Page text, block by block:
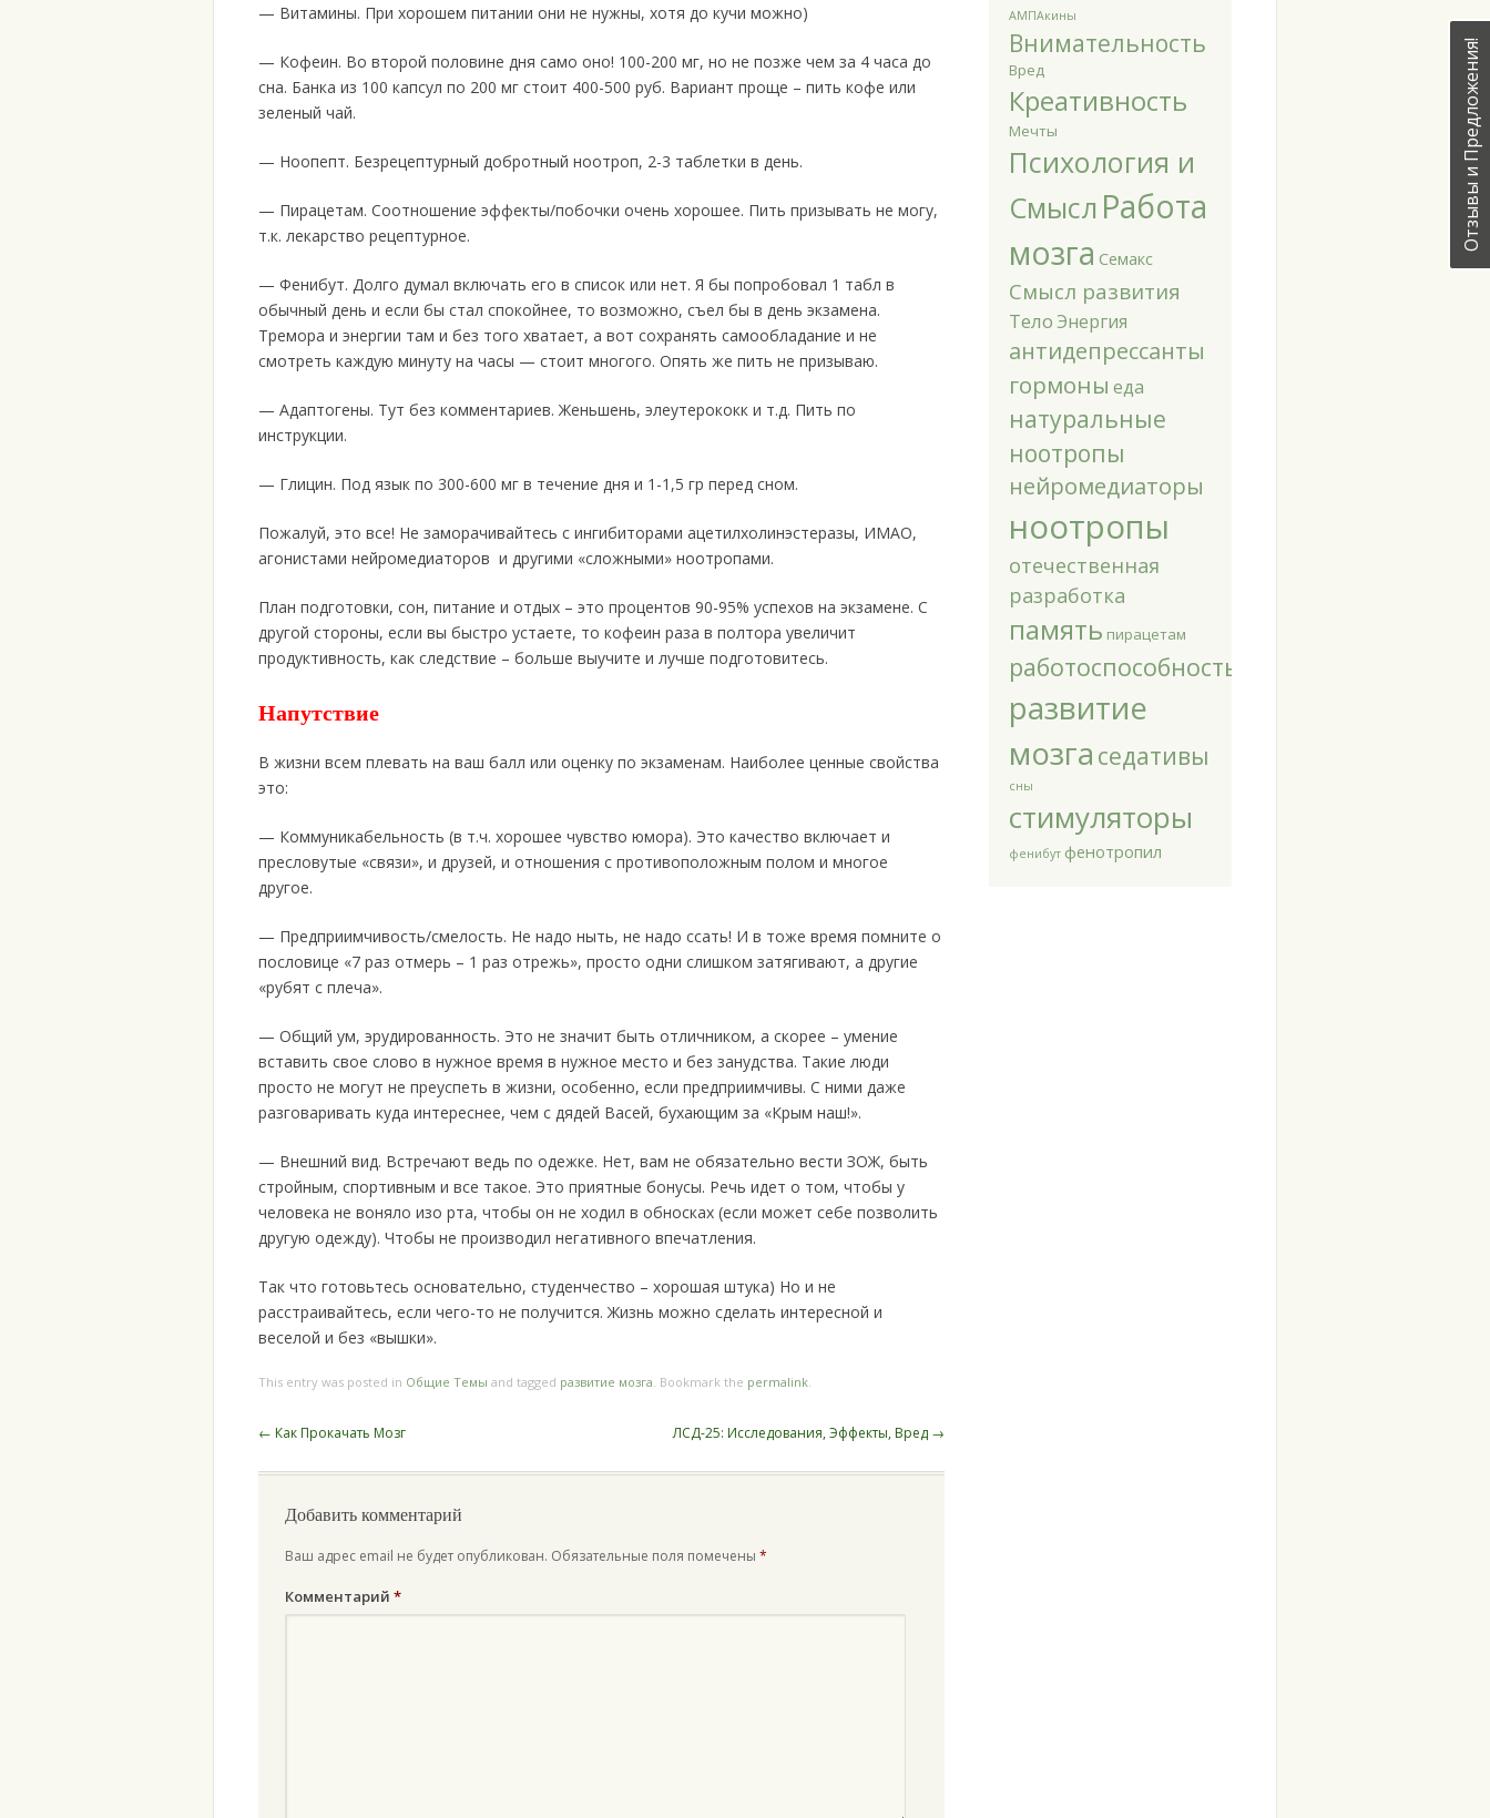
— Витамины. При хорошем питании они не нужны, хотя до кучи можно)
— Кофеин. Во второй половине дня само оно! 100-200 мг, но не позже чем за 4 часа до
сна. Банка из 100 капсул по 200 мг стоит 400-500 руб. Вариант проще – пить кофе или
зеленый чай.
— Ноопепт. Безрецептурный добротный ноотроп, 2-3 таблетки в день.
— Пирацетам. Соотношение эффекты/побочки очень хорошее. Пить призывать не могу,
т.к. лекарство рецептурное.
— Фенибут. Долго думал включать его в список или нет. Я бы попробовал 1 табл в
обычный день и если бы стал спокойнее, то возможно, съел бы в день экзамена.
Тремора и энергии там и без того хватает, а вот сохранять самообладание и не
смотреть каждую минуту на часы — стоит многого. Опять же пить не призываю.
— Адаптогены. Тут без комментариев. Женьшень, элеутерококк и т.д. Пить по
инструкции.
— Глицин. Под язык по 300-600 мг в течение дня и 1-1,5 гр перед сном.
Пожалуй, это все! Не заморачивайтесь с ингибиторами ацетилхолинэстеразы, ИМАО,
агонистами нейромедиаторов и другими «сложными» ноотропами.
План подготовки, сон, питание и отдых – это процентов 90-95% успехов на экзамене. С
другой стороны, если вы быстро устаете, то кофеин раза в полтора увеличит
продуктивность, как следствие – больше выучите и лучше подготовитесь.
Напутствие
В жизни всем плевать на ваш балл или оценку по экзаменам. Наиболее ценные свойства
это:
— Коммуникабельность (в т.ч. хорошее чувство юмора). Это качество включает и
пресловутые «связи», и друзей, и отношения с противоположным полом и многое
другое.
— Предприимчивость/смелость. Не надо ныть, не надо ссать! И в тоже время помните о
пословице «7 раз отмерь – 1 раз отрежь», просто одни слишком затягивают, а другие
«рубят с плеча».
— Общий ум, эрудированность. Это не значит быть отличником, а скорее – умение
вставить свое слово в нужное время в нужное место и без занудства. Такие люди
просто не могут не преуспеть в жизни, особенно, если предприимчивы. С ними даже
разговаривать куда интереснее, чем с дядей Васей, бухающим за «Крым наш!».
— Внешний вид. Встречают ведь по одежке. Нет, вам не обязательно вести ЗОЖ, быть
стройным, спортивным и все такое. Это приятные бонусы. Речь идет о том, чтобы у
человека не воняло изо рта, чтобы он не ходил в обносках (если может себе позволить
другую одежду). Чтобы не производил негативного впечатления.
Так что готовьтесь основательно, студенчество – хорошая штука) Но и не
расстраивайтесь, если чего-то не получится. Жизнь можно сделать интересной и
веселой и без «вышки».
This entry was posted in Общие Темы and tagged развитие мозга. Bookmark the permalink.
Post
← Как Прокачать Мозг ЛСД-25: Исследования, Эффекты, Вред →
Добавить комментарий
Ваш адрес email не будет опубликован. Обязательные поля помечены *
Комментарий *
АМПАкины
Внимательность
Вред
Креативность
Мечты
Психология и
Смысл Работа
мозга Семакс
Смысл развития
Тело Энергия
антидепрессанты
гормоны еда
натуральные
ноотропы
нейромедиаторы
ноотропы
отечественная
разработка
память пирацетам
работоспособность
развитие
мозга седативы
сны
стимуляторы
фенибут фенотропил
Отзывы и Предложения!